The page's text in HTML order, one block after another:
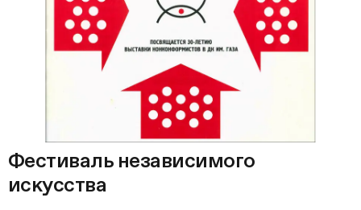
Фестиваль независимого
искусства